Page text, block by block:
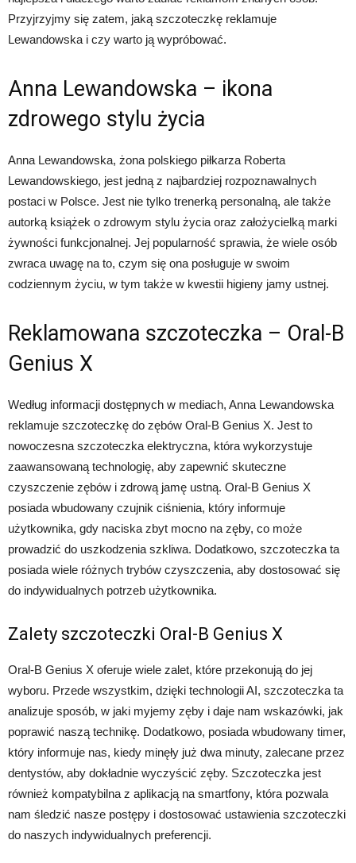
Przyjrzyjmy się zatem, jaką szczoteczkę reklamuje
Lewandowska i czy warto ją wypróbować.
Anna Lewandowska – ikona
zdrowego stylu życia
Anna Lewandowska, żona polskiego piłkarza Roberta
Lewandowskiego, jest jedną z najbardziej rozpoznawalnych
postaci w Polsce. Jest nie tylko trenerką personalną, ale także
autorką książek o zdrowym stylu życia oraz założycielką marki
żywności funkcjonalnej. Jej popularność sprawia, że wiele osób
zwraca uwagę na to, czym się ona posługuje w swoim
codziennym życiu, w tym także w kwestii higieny jamy ustnej.
Reklamowana szczoteczka – Oral-B
Genius X
Według informacji dostępnych w mediach, Anna Lewandowska
reklamuje szczoteczkę do zębów Oral-B Genius X. Jest to
nowoczesna szczoteczka elektryczna, która wykorzystuje
zaawansowaną technologię, aby zapewnić skuteczne
czyszczenie zębów i zdrową jamę ustną. Oral-B Genius X
posiada wbudowany czujnik ciśnienia, który informuje
użytkownika, gdy naciska zbyt mocno na zęby, co może
prowadzić do uszkodzenia szkliwa. Dodatkowo, szczoteczka ta
posiada wiele różnych trybów czyszczenia, aby dostosować się
do indywidualnych potrzeb użytkownika.
Zalety szczoteczki Oral-B Genius X
Oral-B Genius X oferuje wiele zalet, które przekonują do jej
wyboru. Przede wszystkim, dzięki technologii AI, szczoteczka ta
analizuje sposób, w jaki myjemy zęby i daje nam wskazówki, jak
poprawić naszą technikę. Dodatkowo, posiada wbudowany timer,
który informuje nas, kiedy minęły już dwa minuty, zalecane przez
dentystów, aby dokładnie wyczyścić zęby. Szczoteczka jest
również kompatybilna z aplikacją na smartfony, która pozwala
nam śledzić nasze postępy i dostosować ustawienia szczoteczki
do naszych indywidualnych preferencji.